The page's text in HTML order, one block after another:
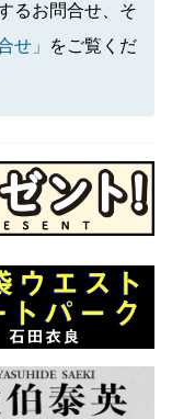
るお問合せ、そ
せ」
をご覧くだ